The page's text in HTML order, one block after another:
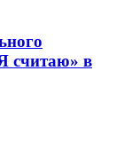
считаю» в